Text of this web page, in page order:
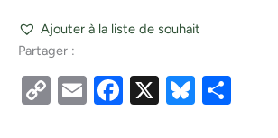
Ajouter à la liste de souhait
Partager :
CopyEmailFacebook
X Bluesky